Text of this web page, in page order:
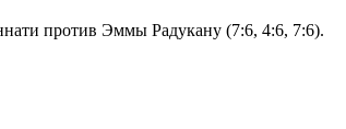
против Эммы Радукану (7:6, 4:6, 7:6).